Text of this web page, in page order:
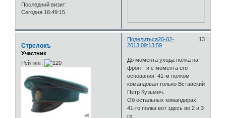
Последний визит:
Сегодня 16:49:15
Поделиться 13
20-02-
2013 09:13:59
Стрелокъ
Участник
Рейтинг:
До момента ухода полка на
фронт и с момента его
основания 41-м полком
командовал только Вставский
Петр Кузьмич.
Об остальных командирах
41-го полка вот здесь во 2 и 3
гл.